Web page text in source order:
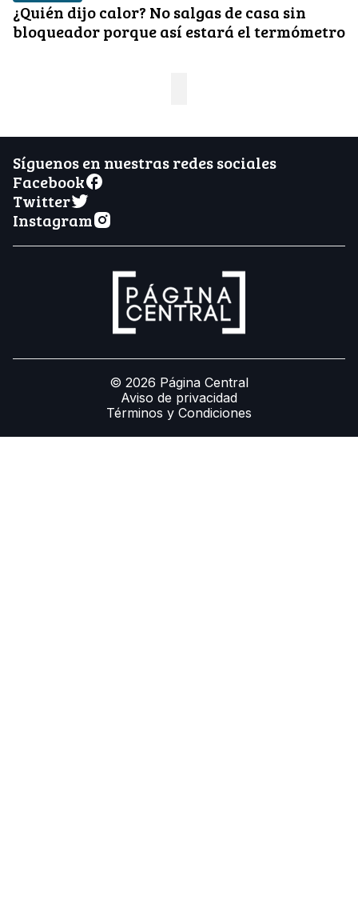
¿Quién dijo calor? No salgas de casa sin
bloqueador porque así estará el termómetro
Síguenos en nuestras redes sociales
Facebook
Twitter
Instagram
© 2026 Página Central
Aviso de privacidad
Términos y Condiciones